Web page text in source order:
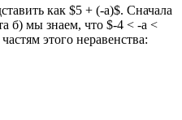
как $5 + (-a)$. Сначала
б) мы знаем, что $-4 < -a <
этого неравенства: